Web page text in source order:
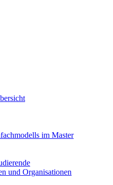
im Master
und Organisationen